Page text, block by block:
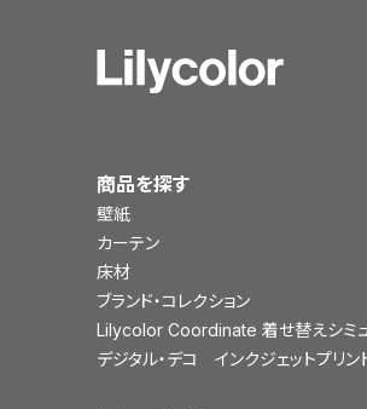
商品を探す
壁紙
カーテン
床材
ブランド・コレクション
Lilycolor Coordinate 着せ替えシミ
デジタル・デコ インクジェットプリン